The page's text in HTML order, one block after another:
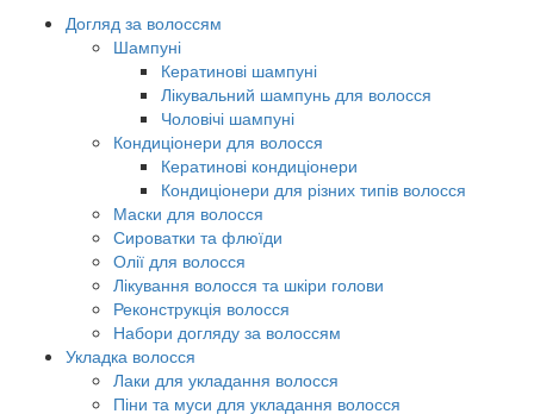
Догляд за волоссям
Шампуні
Кератинові шампуні
Лікувальний шампунь для волосся
Чоловічі шампуні
Кондиціонери для волосся
Кератинові кондиціонери
Кондиціонери для різних типів волосся
Маски для волосся
Сироватки та флюїди
Олії для волосся
Лікування волосся та шкіри голови
Реконструкція волосся
Набори догляду за волоссям
Укладка волосся
Лаки для укладання волосся
Піни та муси для укладання волосся